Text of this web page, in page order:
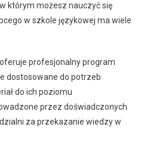
którym możesz nauczyć się
w szkole językowej ma wiele
profesjonalny program
dostosowane do potrzeb
do ich poziomu
przez doświadczonych
za przekazanie wiedzy w